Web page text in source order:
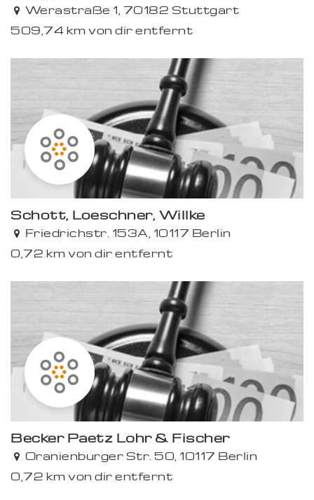
Werastraße 1, 70182 Stuttgart
509,74 km von dir entfernt
Schott, Loeschner, Willke
Friedrichstr. 153A, 10117 Berlin
0,72 km von dir entfernt
Becker Paetz Löhr & Fischer
Oranienburger Str. 50, 10117 Berlin
0,72 km von dir entfernt